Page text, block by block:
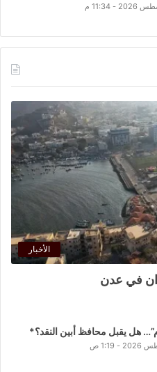
الأخبار
في عدن
هل يقبل محافظ أبين النقد؟*